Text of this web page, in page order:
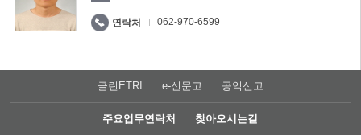
연락처 062-970-6599
클린ETRI e-신문고 공익신고
주요업무연락처 찾아오시는길